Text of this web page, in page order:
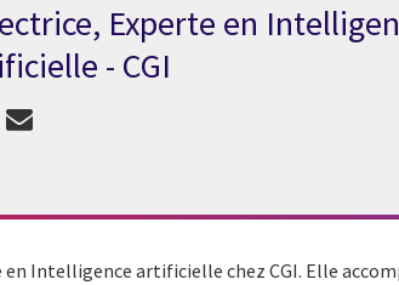
Anna Ray
Experte en
- CGI
en Intelligence artificielle chez CGI. Elle